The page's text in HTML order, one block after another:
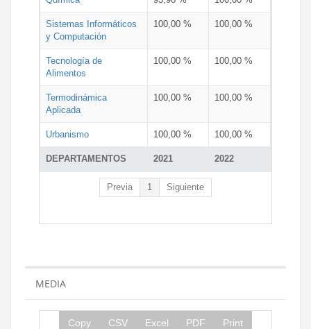
DEPARTAMENTOS 2021 2022
Sistemas Informáticos
y Computación
100,00 % 100,00 %
Tecnología de
Alimentos
100,00 % 100,00 %
Termodinámica
Aplicada
100,00 % 100,00 %
Urbanismo 100,00 % 100,00 %
Previa 1 Siguiente
MEDIA
Copy CSV Excel PDF Print